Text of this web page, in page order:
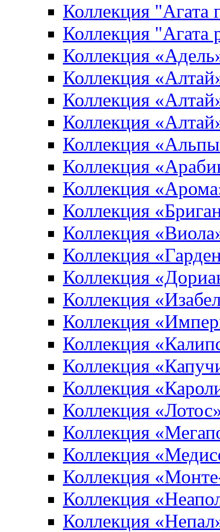
Коллекция "Агата
Коллекция "Агата
Коллекция
Коллекция
Коллекция
Коллекция
Коллекция
Коллекция
Коллекция
Коллекция
Коллекция
Коллекция
Коллекция
Коллекция
Коллекция
Коллекция
Коллекция
Коллекция
Коллекция
Коллекция
Коллекция
Коллекция
Коллекция
Коллекция